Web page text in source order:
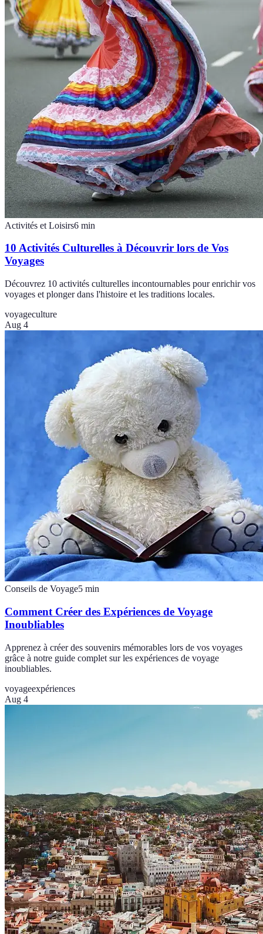
Activités et Loisirs6 min
10 Activités Culturelles à Découvrir lors de Vos
Voyages
Découvrez 10 activités culturelles incontournables pour enrichir vos
voyages et plonger dans l'histoire et les traditions locales.
voyageculture
Aug 4
Conseils de Voyage5 min
Comment Créer des Expériences de Voyage
Inoubliables
Apprenez à créer des souvenirs mémorables lors de vos voyages
grâce à notre guide complet sur les expériences de voyage
inoubliables.
voyageexpériences
Aug 4